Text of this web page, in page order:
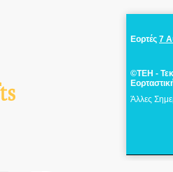
Εορτές 7
©ΤΕΗ -
Άλλες